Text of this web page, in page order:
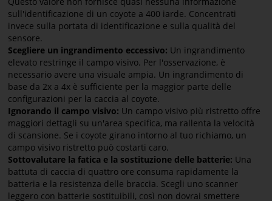
sull'identificazione di un coyote a 400 iarde. Concentrati
invece sulla portata di identificazione e sulla qualità del
sensore.
Scegliere un ingrandimento eccessivo: Un ingrandimento
elevato restringe il campo visivo. Per l'osservazione, è
necessario avere una visuale ampia. Un ingrandimento di
base da 2x a 4x è sufficiente per la maggior parte delle
configurazioni per la caccia al coyote.
Ignorando il campo visivo: Un campo visivo più ristretto offre
maggiori dettagli su un'area specifica, ma rallenta la velocità
di scansione. Se i coyote girano intorno al tuo richiamo, un
campo visivo ristretto può costarti caro.
Sottovalutare la fatica e la sostituzione delle batterie: Una
battuta di caccia di quattro ore consuma rapidamente la
batteria e la resistenza delle braccia. Scegli uno scanner
leggero con batterie sostituibili, così non dovrai smettere